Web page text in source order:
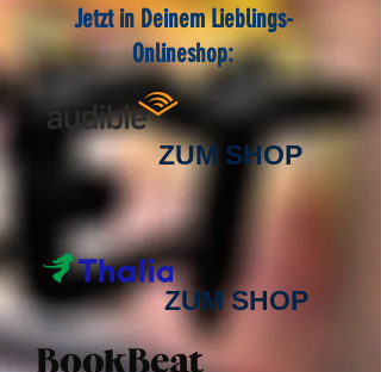
Jetzt in Deinem Lieblings-
Onlineshop:
ZUM SHOP
ZUM SHOP
​